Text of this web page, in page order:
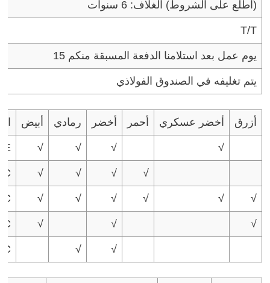
(اطلع على الشروط)
T/T
15 يوم عمل بعد استلامنا الدفعة المسبقة منكم
يتم تغليفه في الصندوق الفولاذي
أبيض رمادي أخضر أحمر أخضر عسكري أزرق
√ √ √ √
√ √ √ √
√ √ √ √ √ √
√ √ √
√ √